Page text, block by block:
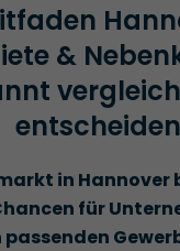
&
entscheiden
in Hannover
für
passenden